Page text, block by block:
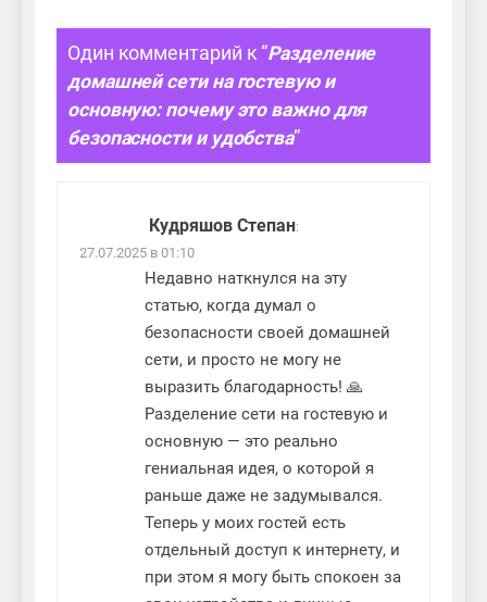
Один комментарий к “Разделение
домашней сети на гостевую и
основную: почему это важно для
безопасности и удобства”
Кудряшов Степан:
27.07.2025 в 01:10
Недавно наткнулся на эту
статью, когда думал о
безопасности своей домашней
сети, и просто не могу не
выразить благодарность! 🙏
Разделение сети на гостевую и
основную — это реально
гениальная идея, о которой я
раньше даже не задумывался.
Теперь у моих гостей есть
отдельный доступ к интернету, и
при этом я могу быть спокоен за